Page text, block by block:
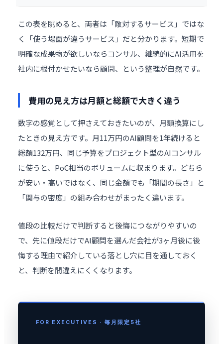
この表を眺めると、両者は「敵対するサービス」ではな
く「使う場面が違うサービス」だと分かります。短期で
明確な成果物が欲しいならコンサル、継続的にAI活用を
社内に根付かせたいなら顧問、という整理が自然です。
費用の見え方は月額と総額で大きく違う
数字の感覚として押さえておきたいのが、月額換算にし
たときの見え方です。月11万円のAI顧問を1年続けると
総額132万円、同じ予算をプロジェクト型のAIコンサル
に使うと、PoC相当のボリュームに収まります。どちら
が安い・高いではなく、同じ金額でも「期間の長さ」と
「関与の密度」の組み合わせがまったく違います。
値段の比較だけで判断すると後悔につながりやすいの
で、先に値段だけでAI顧問を選んだ会社が3ヶ月後に後
悔する理由で紹介している落とし穴に目を通しておく
と、判断を間違えにくくなります。
FOR EXECUTIVES · 毎月限定5社